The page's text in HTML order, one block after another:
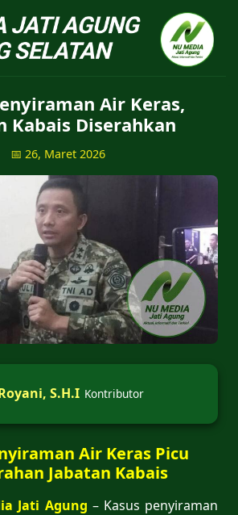
NU Jatiagung - Situs
Air Keras,
Kabais Diserahkan
📅 26, Maret 2026
S.H.I Kontributor
Air Keras Picu
Jabatan Kabais
Jati Agung – Kasus penyiraman